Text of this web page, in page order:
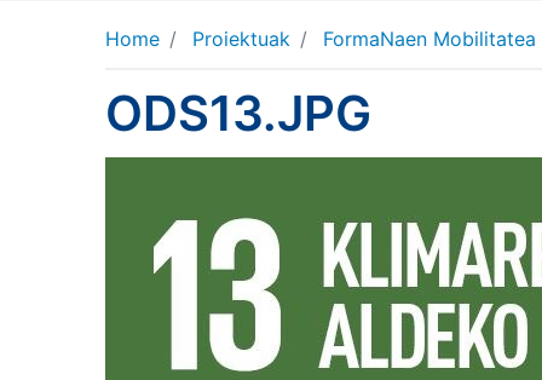
Home Proiektuak FormaNaen
ODS13.JPG